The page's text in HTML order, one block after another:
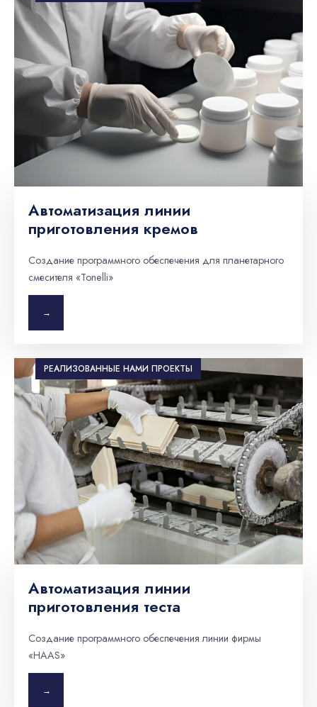
Автоматизация линии
приготовления кремов
Создание программного обеспечения для планетарного
смесителя «Tonelli»
→
РЕАЛИЗОВАННЫЕ НАМИ ПРОЕКТЫ
Автоматизация линии
приготовления теста
Создание программного обеспечения линии фирмы
«HAAS»
→